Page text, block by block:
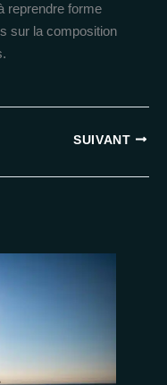
reprendre forme
sur la composition
SUIVANT